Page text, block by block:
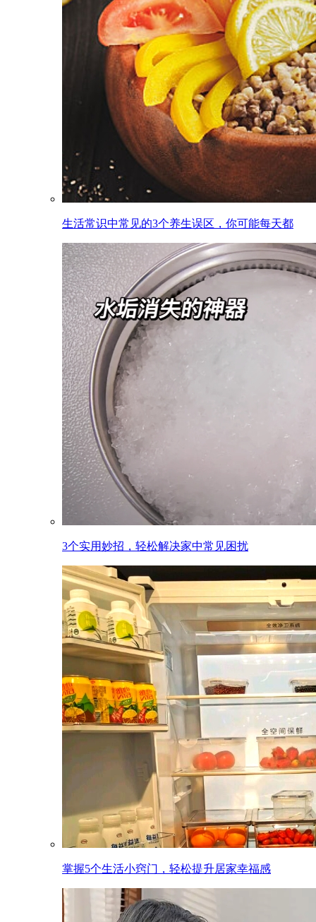
生活常识中常见的3个养生误区，你可能每天都
3个实用妙招，轻松解决家中常见困扰
掌握5个生活小窍门，轻松提升居家幸福感